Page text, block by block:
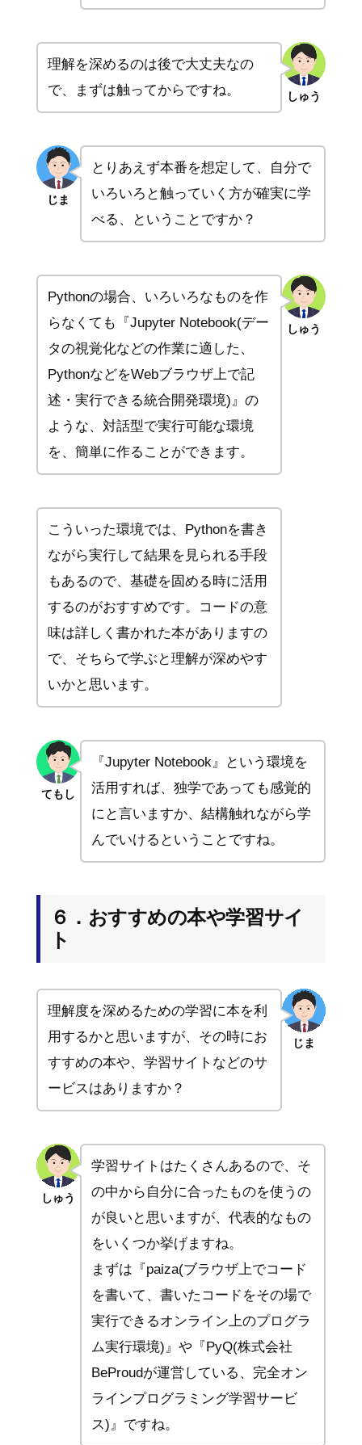
しゅう
理解を深めるのは後で大丈夫なの
で、まずは触ってからですね。
じま
とりあえず本番を想定して、自分で
いろいろと触っていく方が確実に学
べる、ということですか？
しゅう
Pythonの場合、いろいろなものを作
らなくても『Jupyter Notebook(デー
タの視覚化などの作業に適した、
PythonなどをWebブラウザ上で記
述・実行できる統合開発環境)』の
ような、対話型で実行可能な環境
を、簡単に作ることができます。
こういった環境では、Pythonを書き
ながら実行して結果を見られる手段
もあるので、基礎を固める時に活用
するのがおすすめです。コードの意
味は詳しく書かれた本がありますの
で、そちらで学ぶと理解が深めやす
いかと思います。
てもし
『Jupyter Notebook』という環境を
活用すれば、独学であっても感覚的
にと言いますか、結構触れながら学
んでいけるということですね。
６．おすすめの本や学習サイ
ト
じま
理解度を深めるための学習に本を利
用するかと思いますが、その時にお
すすめの本や、学習サイトなどのサ
ービスはありますか？
しゅう
学習サイトはたくさんあるので、そ
の中から自分に合ったものを使うの
が良いと思いますが、代表的なもの
をいくつか挙げますね。
まずは『paiza(ブラウザ上でコード
を書いて、書いたコードをその場で
実行できるオンライン上のプログラ
ム実行環境)』や『PyQ(株式会社
BeProudが運営している、完全オン
ラインプログラミング学習サービ
ス)』ですね。